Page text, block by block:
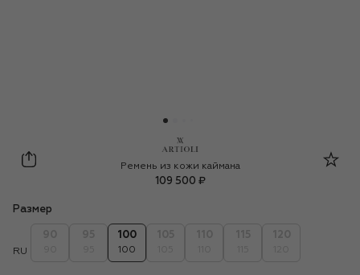
Artioli
Ремень из кожи каймана
109 500 ₽
Размер
RU
100
100